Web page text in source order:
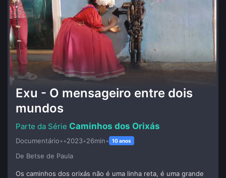
Exu - O mensageiro entre dois
mundos
Caminhos dos Orixás
Documentário••2023•26min• 10 anos
De Betse de Paula
Os caminhos dos orixás não é uma linha reta, é uma grande